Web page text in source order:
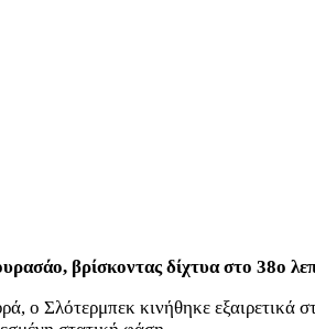
βρίσκοντας δίχτυα στο 38ο
Σλότερμπεκ κινήθηκε εξαιρετικά